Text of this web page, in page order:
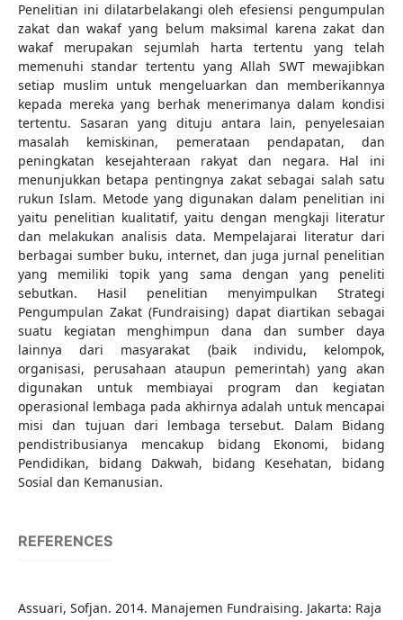
Penelitian ini dilatarbelakangi oleh efesiensi pengumpulan
zakat dan wakaf yang belum maksimal karena zakat dan
wakaf merupakan sejumlah harta tertentu yang telah
memenuhi standar tertentu yang Allah SWT mewajibkan
setiap muslim untuk mengeluarkan dan memberikannya
kepada mereka yang berhak menerimanya dalam kondisi
tertentu. Sasaran yang dituju antara lain, penyelesaian
masalah kemiskinan, pemerataan pendapatan, dan
peningkatan kesejahteraan rakyat dan negara. Hal ini
menunjukkan betapa pentingnya zakat sebagai salah satu
rukun Islam. Metode yang digunakan dalam penelitian ini
yaitu penelitian kualitatif, yaitu dengan mengkaji literatur
dan melakukan analisis data. Mempelajarai literatur dari
berbagai sumber buku, internet, dan juga jurnal penelitian
yang memiliki topik yang sama dengan yang peneliti
sebutkan. Hasil penelitian menyimpulkan Strategi
Pengumpulan Zakat (Fundraising) dapat diartikan sebagai
suatu kegiatan menghimpun dana dan sumber daya
lainnya dari masyarakat (baik individu, kelompok,
organisasi, perusahaan ataupun pemerintah) yang akan
digunakan untuk membiayai program dan kegiatan
operasional lembaga pada akhirnya adalah untuk mencapai
misi dan tujuan dari lembaga tersebut. Dalam Bidang
pendistribusianya mencakup bidang Ekonomi, bidang
Pendidikan, bidang Dakwah, bidang Kesehatan, bidang
Sosial dan Kemanusian.
REFERENCES
Assuari, Sofjan. 2014. Manajemen Fundraising. Jakarta: Raja